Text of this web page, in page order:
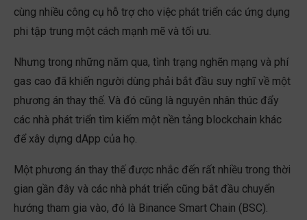
cùng nhiều công cụ hỗ trợ cho việc phát triển các ứng dụng
phi tập trung một cách mạnh mẽ và tối ưu.
Nhưng trong những năm qua, tình trạng nghẽn mạng và phí
gas cao đã khiến người dùng phải bắt đầu suy nghĩ về một
phương án thay thế. Và đó cũng là nguyên nhân thúc đẩy
các nhà phát triển tìm kiếm một nền tảng blockchain khác
để xây dựng dApp của họ.
Một phương án thay thế được nhắc đến rất nhiều trong thời
gian gần đây và các nhà phát triển cũng bắt đầu chuyển
hướng tham gia vào, đó là Binance Smart Chain (BSC).